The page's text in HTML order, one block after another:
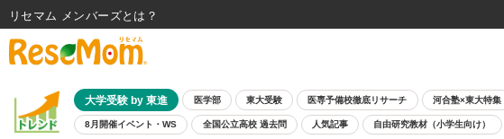
大学受験 by 東進 医学部 東大受験 医専予備校徹底リサーチ 河合塾×東大特集
8月開催イベント・WS 全国公立高校 過去問 人気記事 自由研究教材（小学生向け）
リセマム メンバーズ